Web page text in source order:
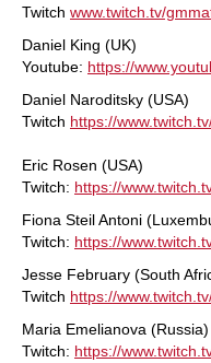
Twitch www.twitch.tv/
Daniel King (UK)
Youtube: https://
Daniel Naroditsky (USA)
Twitch https://
Eric Rosen (USA)
Twitch: https://
Fiona Steil Antoni
Twitch: https://
Jesse February (South
Twitch https://
Maria Emelianova (Russia)
Twitch: https://